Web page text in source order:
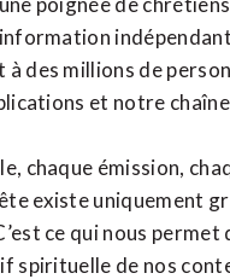
des millions de
et notre
chaque émission,
existe uniquement
ce qui nous permet
spirituelle de nos